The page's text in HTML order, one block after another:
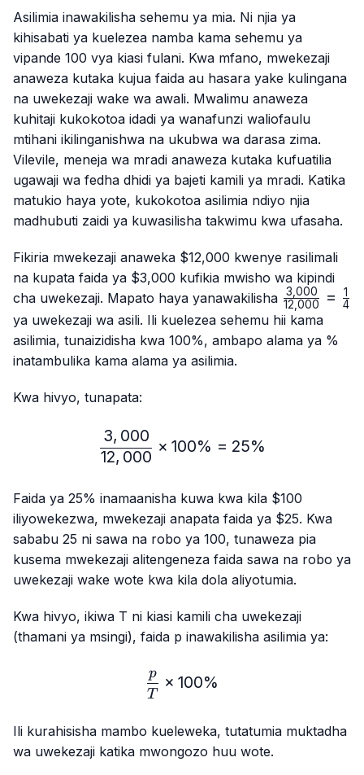
Asilimia inawakilisha sehemu ya mia. Ni njia ya
kihisabati ya kuelezea namba kama sehemu ya
vipande 100 vya kiasi fulani. Kwa mfano, mwekezaji
anaweza kutaka kujua faida au hasara yake kulingana
na uwekezaji wake wa awali. Mwalimu anaweza
kuhitaji kukokotoa idadi ya wanafunzi waliofaulu
mtihani ikilinganishwa na ukubwa wa darasa zima.
Vilevile, meneja wa mradi anaweza kutaka kufuatilia
ugawaji wa fedha dhidi ya bajeti kamili ya mradi. Katika
matukio haya yote, kukokotoa asilimia ndiyo njia
madhubuti zaidi ya kuwasilisha takwimu kwa ufasaha.
Fikiria mwekezaji anaweka $12,000 kwenye rasilimali
na kupata faida ya $3,000 kufikia mwisho wa kipindi
cha uwekezaji. Mapato haya yanawakilisha
{4}
12 ,000
3,000 = 4
1
ya uwekezaji wa asili. Ili kuelezea sehemu hii kama
asilimia, tunaizidisha kwa 100%, ambapo alama ya %
inatambulika kama alama ya asilimia.
Kwa hivyo, tunapata:
\frac{3,000}{12,000} ×
12, 000
3, 000
× 100% = 25%
Faida ya 25% inamaanisha kuwa kwa kila $100
iliyowekezwa, mwekezaji anapata faida ya $25. Kwa
sababu 25 ni sawa na robo ya 100, tunaweza pia
kusema mwekezaji alitengeneza faida sawa na robo ya
uwekezaji wake wote kwa kila dola aliyotumia.
Kwa hivyo, ikiwa T ni kiasi kamili cha uwekezaji
(thamani ya msingi), faida p inawakilisha asilimia ya:
\frac{p}{T} × 100\%
T
p × 100%
Ili kurahisisha mambo kueleweka, tutatumia muktadha
wa uwekezaji katika mwongozo huu wote.